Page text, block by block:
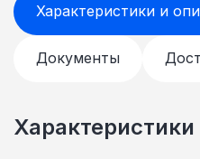
Характеристики и
Документы
Характеристики